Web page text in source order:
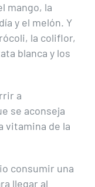
mango, la
y el melón. Y
la coliflor,
blanca y los
a
se aconseja
vitamina de la
consumir una
llegar al